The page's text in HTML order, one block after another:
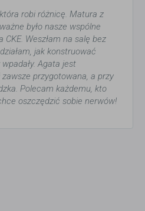
robi różnicę. Matura z
było nasze wspólne
Weszłam na salę bez
jak konstruować
Agata jest
przygotowana, a przy
Polecam każdemu, kto
oszczędzić sobie nerwów!